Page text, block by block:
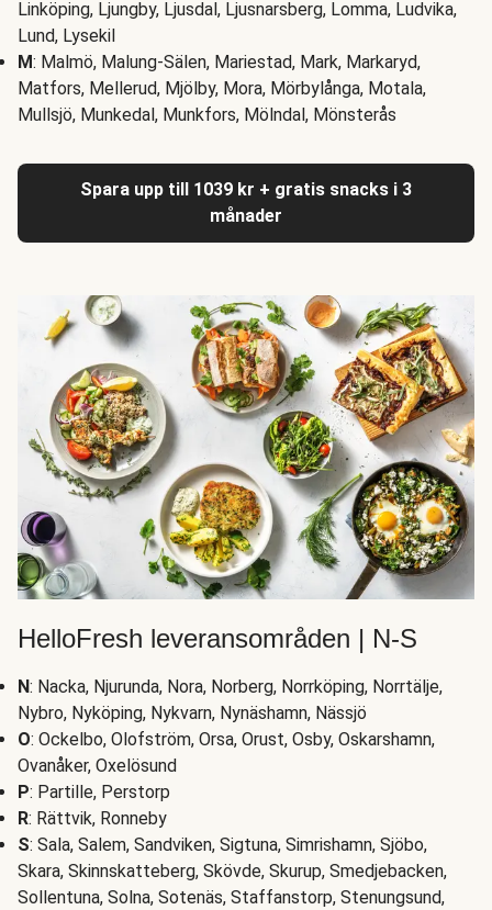
Linköping, Ljungby, Ljusdal, Ljusnarsberg, Lomma, Ludvika,
Lund, Lysekil
M: Malmö, Malung-Sälen, Mariestad, Mark, Markaryd,
Matfors, Mellerud, Mjölby, Mora, Mörbylånga, Motala,
Mullsjö, Munkedal, Munkfors, Mölndal, Mönsterås
Spara upp till 1039 kr + gratis snacks i 3
månader
HelloFresh leveransområden | N-S
N: Nacka, Njurunda, Nora, Norberg, Norrköping, Norrtälje,
Nybro, Nyköping, Nykvarn, Nynäshamn, Nässjö
O: Ockelbo, Olofström, Orsa, Orust, Osby, Oskarshamn,
Ovanåker, Oxelösund
P: Partille, Perstorp
R: Rättvik, Ronneby
S: Sala, Salem, Sandviken, Sigtuna, Simrishamn, Sjöbo,
Skara, Skinnskatteberg, Skövde, Skurup, Smedjebacken,
Sollentuna, Solna, Sotenäs, Staffanstorp, Stenungsund,